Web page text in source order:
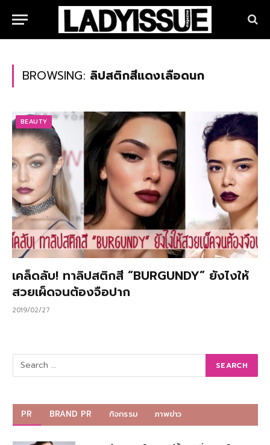
BROWSING: ลิปสติกสีแดงเลือดนก
BEAUTY
เคล็ดลับ! ทาลิปสติกสี “BURGUNDY” ยังไงให้
สวยเผ็ดจนต้องจือปาก
2019/02/27
PR BRAND PR กิจกรรม ภาพข่าว